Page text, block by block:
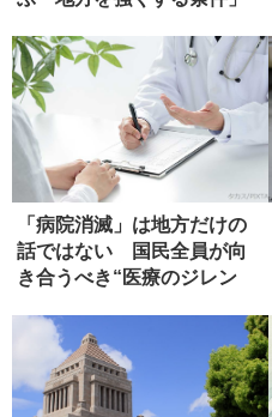
「病院消滅」は地方だけの
話ではない 国民全員が向
き合うべき“医療のジレン